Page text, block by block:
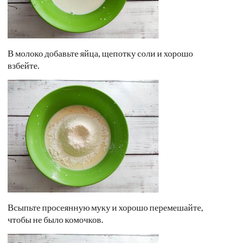
В молоко добавьте яйца, щепотку соли и хорошо
взбейте.
Всыпьте просеянную муку и хорошо перемешайте,
чтобы не было комочков.